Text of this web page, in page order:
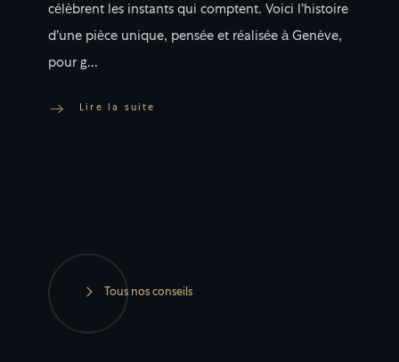
célèbrent les instants qui comptent. Voici l’histoire
d’une pièce unique, pensée et réalisée à Genève,
pour g...
Lir e la suite
Tous nos conseils